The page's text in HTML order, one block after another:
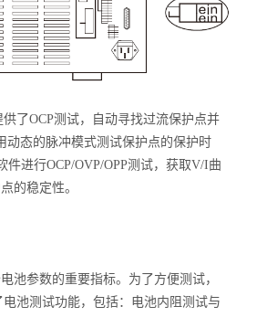
了OCP测试，自动寻找过流保护点并
动态的脉冲模式测试保护点的保护时
件进行OCP/OVP/OPP测试，获取V/I曲
的稳定性。
池参数的重要指标。为了方便测试，
电池测试功能，包括：电池内阻测试与